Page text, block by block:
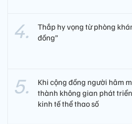
Thắp hy vọng từ phòng
đồng”
Khi cộng đồng người hâm
thành không gian phát
kinh tế thể thao số